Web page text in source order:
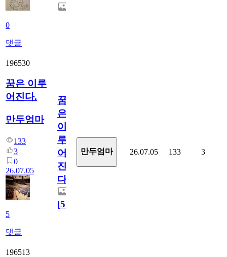
0
댓글
196530
꿈은 이루
어진다.
만두엄마
133
3
0
26.07.05
5
댓글
꿈
은
이
루
어
진
다.
[5]
만두엄마 26.07.05 133 3
196513